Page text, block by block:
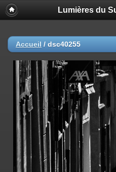
Lumières du
Accueil / dsc40255